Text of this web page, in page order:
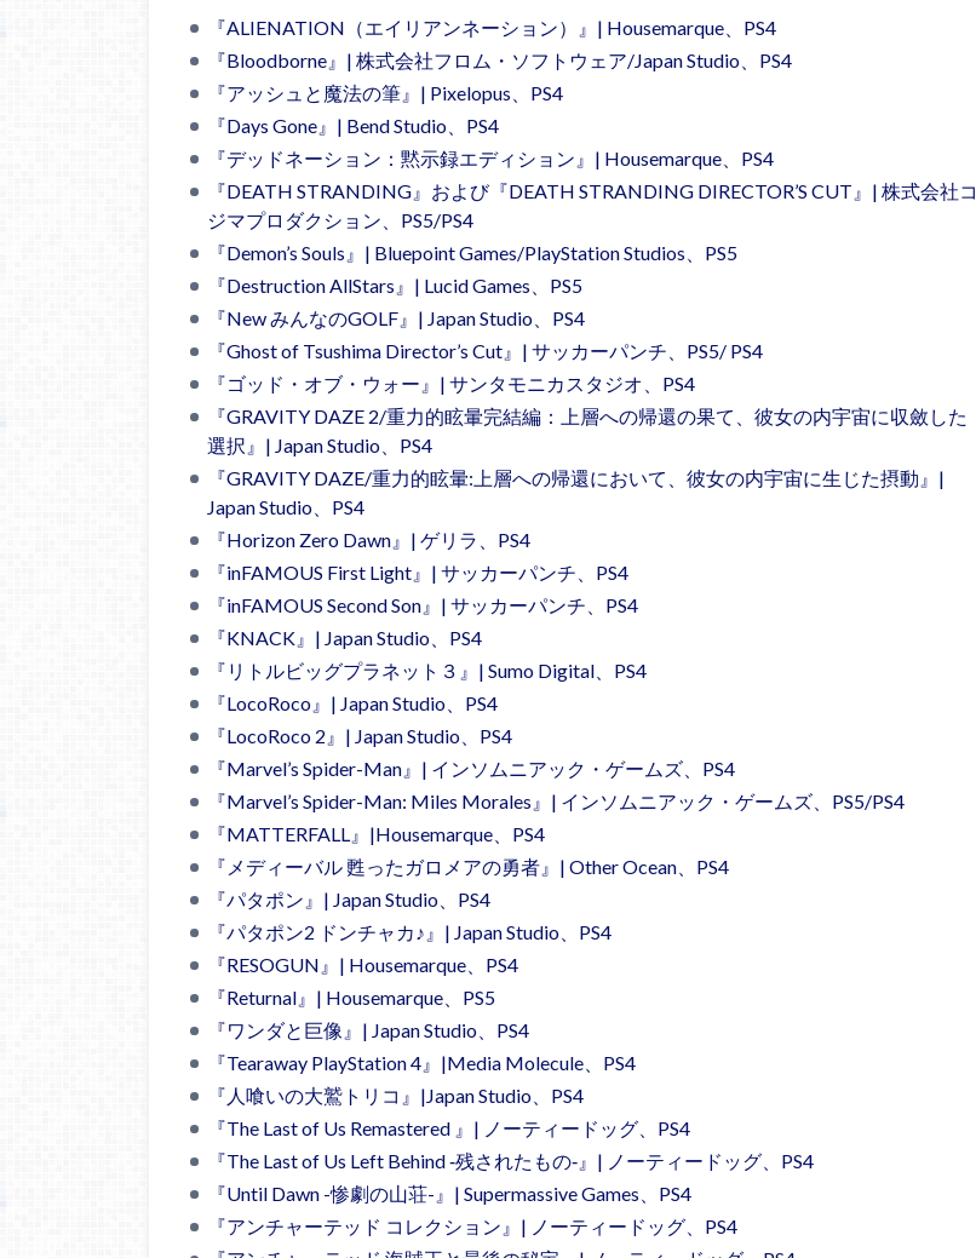
『ALIENATION（エイリアンネーション）』| Housemarque、PS4
『Bloodborne』| 株式会社フロム・ソフトウェア/Japan Studio、PS4
『アッシュと魔法の筆』| Pixelopus、PS4
『Days Gone』| Bend Studio、PS4
『デッドネーション：黙示録エディション』| Housemarque、PS4
『DEATH STRANDING』および『DEATH STRANDING DIRECTOR’S CUT』| 株式会社コ
ジマプロダクション、PS5/PS4
『Demon’s Souls』| Bluepoint Games/PlayStation Studios、PS5
『Destruction AllStars』| Lucid Games、PS5
『New みんなのGOLF』| Japan Studio、PS4
『Ghost of Tsushima Director’s Cut』| サッカーパンチ、PS5/ PS4
『ゴッド・オブ・ウォー』| サンタモニカスタジオ、PS4
『GRAVITY DAZE 2/重力的眩暈完結編：上層への帰還の果て、彼女の内宇宙に収斂した
選択』| Japan Studio、PS4
『GRAVITY DAZE/重力的眩暈:上層への帰還において、彼女の内宇宙に生じた摂動』|
Japan Studio、PS4
『Horizon Zero Dawn』| ゲリラ、PS4
『inFAMOUS First Light』| サッカーパンチ、PS4
『inFAMOUS Second Son』| サッカーパンチ、PS4
『KNACK』| Japan Studio、PS4
『リトルビッグプラネット３』| Sumo Digital、PS4
『LocoRoco』| Japan Studio、PS4
『LocoRoco 2』| Japan Studio、PS4
『Marvel’s Spider-Man』| インソムニアック・ゲームズ、PS4
『Marvel’s Spider-Man: Miles Morales』| インソムニアック・ゲームズ、PS5/PS4
『MATTERFALL』|Housemarque、PS4
『メディーバル 甦ったガロメアの勇者』| Other Ocean、PS4
『パタポン』| Japan Studio、PS4
『パタポン2 ドンチャカ♪』| Japan Studio、PS4
『RESOGUN』| Housemarque、PS4
『Returnal』| Housemarque、PS5
『ワンダと巨像』| Japan Studio、PS4
『Tearaway PlayStation 4』|Media Molecule、PS4
『人喰いの大鷲トリコ』|Japan Studio、PS4
『The Last of Us Remastered 』| ノーティードッグ、PS4
『The Last of Us Left Behind ‐残されたもの‐』| ノーティードッグ、PS4
『Until Dawn -惨劇の山荘-』| Supermassive Games、PS4
『アンチャーテッド コレクション』| ノーティードッグ、PS4